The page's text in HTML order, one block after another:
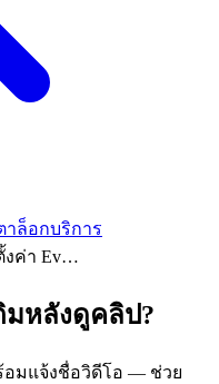
าล็อกบริการ
งค่า Ev…
มหลังดูคลิป?
อมแจ้งชื่อวิดีโอ — ช่วย